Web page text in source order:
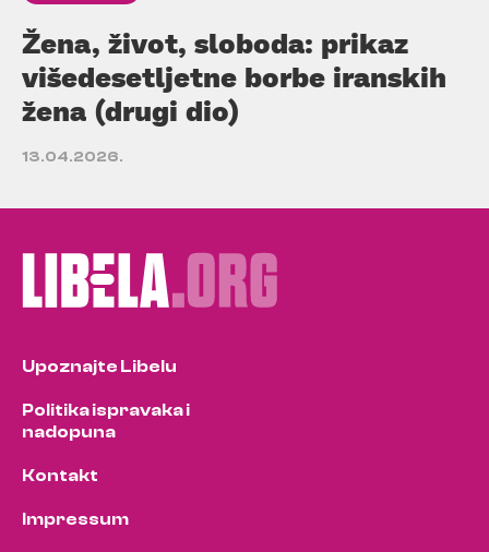
Žena, život, sloboda: prikaz
višedesetljetne borbe iranskih
žena (drugi dio)
13.04.2026.
Upoznajte Libelu
Politika ispravaka i
nadopuna
Kontakt
Impressum